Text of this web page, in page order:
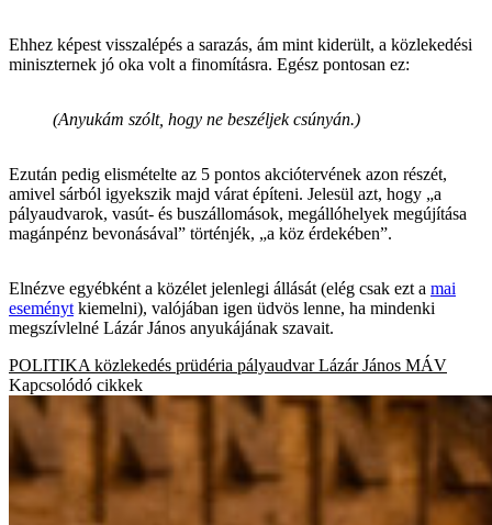
Ehhez képest visszalépés a sarazás, ám mint kiderült, a közlekedési
miniszternek jó oka volt a finomításra. Egész pontosan ez:
(Anyukám szólt, hogy ne beszéljek csúnyán.)
Ezután pedig elismételte az 5 pontos akciótervének azon részét,
amivel sárból igyekszik majd várat építeni. Jelesül azt, hogy „a
pályaudvarok, vasút- és buszállomások, megállóhelyek megújítása
magánpénz bevonásával” történjék, „a köz érdekében”.
Elnézve egyébként a közélet jelenlegi állását (elég csak ezt a mai
eseményt kiemelni), valójában igen üdvös lenne, ha mindenki
megszívlelné Lázár János anyukájának szavait.
POLITIKA közlekedés prüdéria pályaudvar Lázár János MÁV
Kapcsolódó cikkek